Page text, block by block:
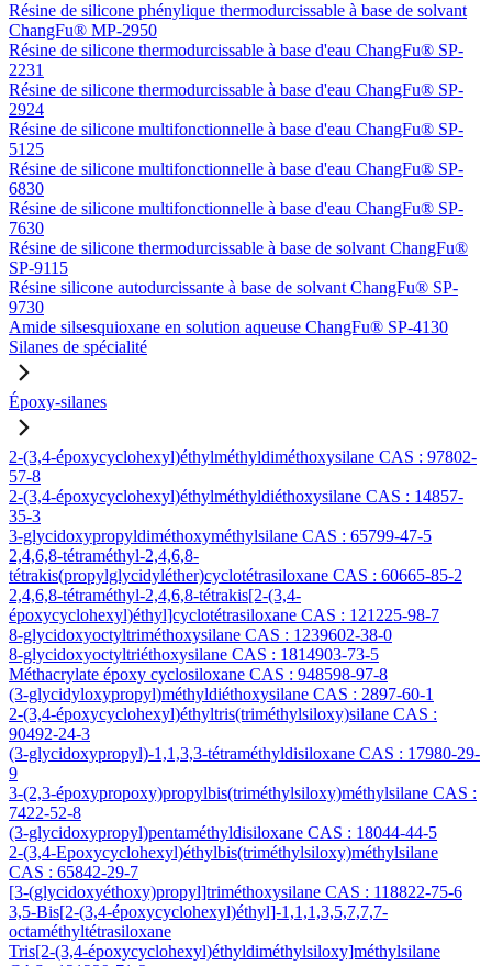
Résine de silicone phénylique thermodurcissable à base de solvant
ChangFu® MP-2950
Résine de silicone thermodurcissable à base d'eau ChangFu® SP-
2231
Résine de silicone thermodurcissable à base d'eau ChangFu® SP-
2924
Résine de silicone multifonctionnelle à base d'eau ChangFu® SP-
5125
Résine de silicone multifonctionnelle à base d'eau ChangFu® SP-
6830
Résine de silicone multifonctionnelle à base d'eau ChangFu® SP-
7630
Résine de silicone thermodurcissable à base de solvant ChangFu®
SP-9115
Résine silicone autodurcissante à base de solvant ChangFu® SP-
9730
Amide silsesquioxane en solution aqueuse ChangFu® SP-4130
Silanes de spécialité
Époxy-silanes
2-(3,4-époxycyclohexyl)éthylméthyldiméthoxysilane CAS : 97802-
57-8
2-(3,4-époxycyclohexyl)éthylméthyldiéthoxysilane CAS : 14857-
35-3
3-glycidoxypropyldiméthoxyméthylsilane CAS : 65799-47-5
2,4,6,8-tétraméthyl-2,4,6,8-
tétrakis(propylglycidyléther)cyclotétrasiloxane CAS : 60665-85-2
2,4,6,8-tétraméthyl-2,4,6,8-tétrakis[2-(3,4-
époxycyclohexyl)éthyl]cyclotétrasiloxane CAS : 121225-98-7
8-glycidoxyoctyltriméthoxysilane CAS : 1239602-38-0
8-glycidoxyoctyltriéthoxysilane CAS : 1814903-73-5
Méthacrylate époxy cyclosiloxane CAS : 948598-97-8
(3-glycidyloxypropyl)méthyldiéthoxysilane CAS : 2897-60-1
2-(3,4-époxycyclohexyl)éthyltris(triméthylsiloxy)silane CAS :
90492-24-3
(3-glycidoxypropyl)-1,1,3,3-tétraméthyldisiloxane CAS : 17980-29-
9
3-(2,3-époxypropoxy)propylbis(triméthylsiloxy)méthylsilane CAS :
7422-52-8
(3-glycidoxypropyl)pentaméthyldisiloxane CAS : 18044-44-5
2-(3,4-Epoxycyclohexyl)éthylbis(triméthylsiloxy)méthylsilane
CAS : 65842-29-7
[3-(glycidoxyéthoxy)propyl]triméthoxysilane CAS : 118822-75-6
3,5-Bis[2-(3,4-époxycyclohexyl)éthyl]-1,1,1,3,5,7,7,7-
octaméthyltétrasiloxane
Tris[2-(3,4-époxycyclohexyl)éthyldiméthylsiloxy]méthylsilane